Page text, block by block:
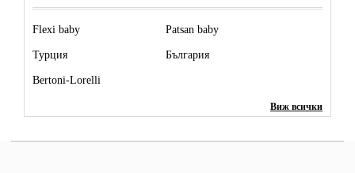
Flexi baby Patsan baby
Турция България
Bertoni-Lorelli
Виж всички